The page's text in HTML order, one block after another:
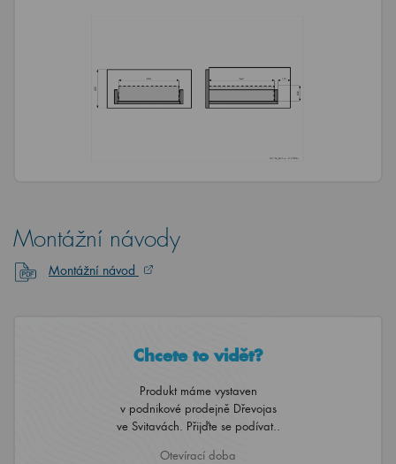
Montážní návody
Montážní návod
Chcete to vidět?
Produkt máme vystaven
v podnikové prodejně Dřevojas
ve Svitavách. Přijďte se podívat..
Otevírací doba